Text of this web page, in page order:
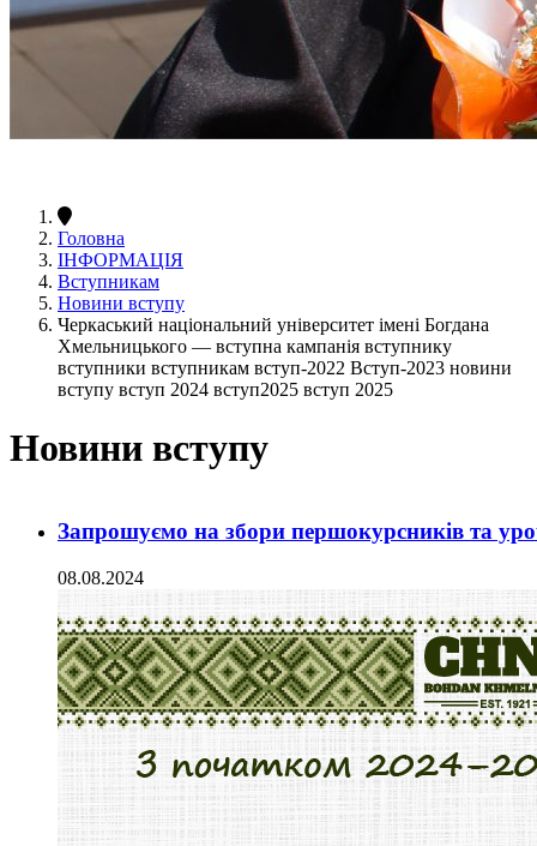
Головна
ІНФОРМАЦІЯ
Вступникам
Новини вступу
Черкаський національний університет імені Богдана
Хмельницького — вступна кампанія вступнику
вступники вступникам вступ-2022 Вступ-2023 новини
вступу вступ 2024 вступ2025 вступ 2025
Новини вступу
Запрошуємо на збори першокурсників та
08.08.2024